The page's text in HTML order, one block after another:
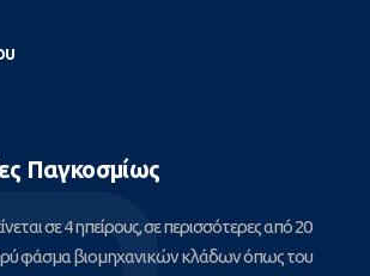
Παγκοσμίως
σε 4 ηπείρους, σε περισσότερες από 20
φάσμα βιομηχανικών κλάδων όπως του